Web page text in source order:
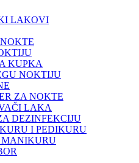
LAKOVI
KUPKA
NOKTIJU
ZA NOKTE
LAKA
DEZINFEKCIJU
I PEDIKURU